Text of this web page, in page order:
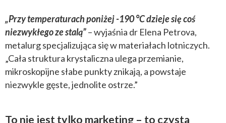
„Przy temperaturach poniżej -190 °C dzieje się coś
niezwykłego ze stalą”– wyjaśnia dr Elena Petrova,
metalurg specjalizująca się w materiałach lotniczych.
„Cała struktura krystaliczna ulega przemianie,
mikroskopijne słabe punkty znikają, a powstaje
niezwykle gęste, jednolite ostrze.”
To nie jest tylko marketing – to czysta